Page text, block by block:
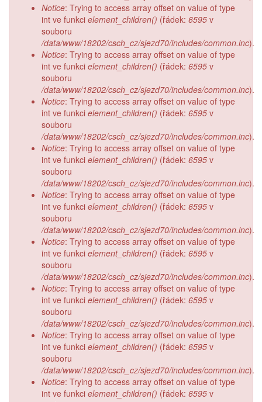
Notice: Trying to access array offset on value of type
int ve funkci element_children() (řádek: 6595 v
souboru
/data/www/18202/csch_cz/sjezd70/includes/common.inc).
Notice: Trying to access array offset on value of type
int ve funkci element_children() (řádek: 6595 v
souboru
/data/www/18202/csch_cz/sjezd70/includes/common.inc).
Notice: Trying to access array offset on value of type
int ve funkci element_children() (řádek: 6595 v
souboru
/data/www/18202/csch_cz/sjezd70/includes/common.inc).
Notice: Trying to access array offset on value of type
int ve funkci element_children() (řádek: 6595 v
souboru
/data/www/18202/csch_cz/sjezd70/includes/common.inc).
Notice: Trying to access array offset on value of type
int ve funkci element_children() (řádek: 6595 v
souboru
/data/www/18202/csch_cz/sjezd70/includes/common.inc).
Notice: Trying to access array offset on value of type
int ve funkci element_children() (řádek: 6595 v
souboru
/data/www/18202/csch_cz/sjezd70/includes/common.inc).
Notice: Trying to access array offset on value of type
int ve funkci element_children() (řádek: 6595 v
souboru
/data/www/18202/csch_cz/sjezd70/includes/common.inc).
Notice: Trying to access array offset on value of type
int ve funkci element_children() (řádek: 6595 v
souboru
/data/www/18202/csch_cz/sjezd70/includes/common.inc).
Notice: Trying to access array offset on value of type
int ve funkci element_children() (řádek: 6595 v